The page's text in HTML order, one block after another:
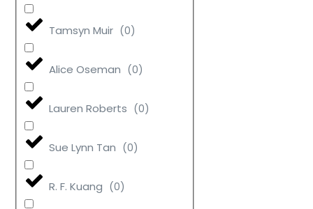
Tamsyn Muir (0)
Alice Oseman (0)
Lauren Roberts (0)
Sue Lynn Tan (0)
R. F. Kuang (0)